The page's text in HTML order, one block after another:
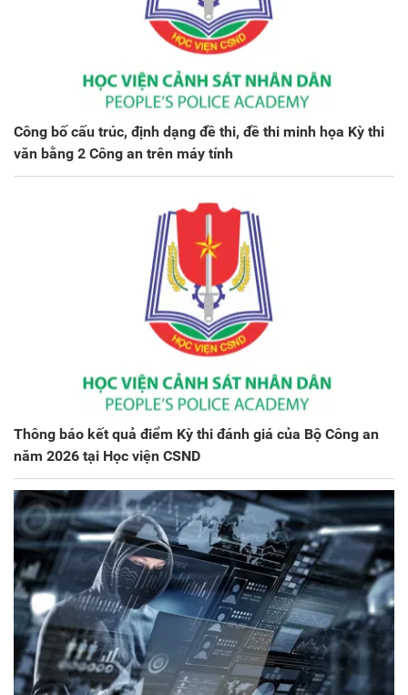
Công bố cấu trúc, định dạng đề thi, đề thi minh họa Kỳ thi
văn bằng 2 Công an trên máy tính
Thông báo kết quả điểm Kỳ thi đánh giá của Bộ Công an
năm 2026 tại Học viện CSND